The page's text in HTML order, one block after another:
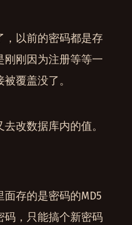
，以前的密码都是存
刚刚因为注册等等一
覆盖没了。
改数据库内的值。
存的是密码的MD5
码，只能搞个新密码